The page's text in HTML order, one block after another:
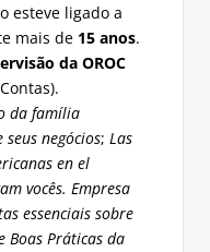
esteve ligado a
mais de 15 anos.
da OROC
da família
negócios; Las
en el
vocês. Empresa
essenciais sobre
Boas Práticas da